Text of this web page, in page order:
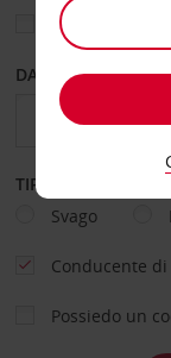
Scegli una
DAL GIORNO
TIPOLOGIA DI
Svago
Conducente
Possiedo un